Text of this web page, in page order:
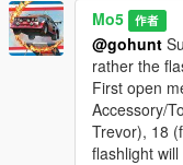
Mo5 作者
@gohunt
rather the
First open
Accessory/
Trevor), 18
flashlight